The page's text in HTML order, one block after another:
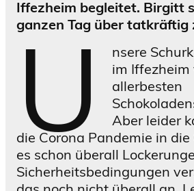
Iffezheim begleitet. Birgitt
ganzen Tag über tatkräftig
U
nsere
im Iffezheim
allerbesten
Aber leider
die Corona Pandemie in
es schon überall
Sicherheitsbedingungen